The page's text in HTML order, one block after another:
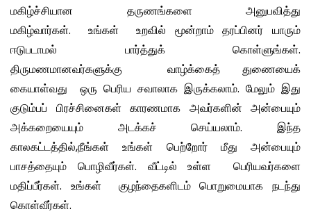
மகிழ்ச்சியான தருணங்களை அனுபவித்து
மகிழ்வார்கள். உங்கள் உறவில் மூன்றாம் தரப்பினர் யாரும்
ஈடுபடாமல் பார்த்துக் கொள்ளுங்கள்.
திருமணமானவர்களுக்கு வாழ்க்கைத் துணையைக்
கையாள்வது ஒரு பெரிய சவாலாக இருக்கலாம். மேலும் இது
குடும்பப் பிரச்சினைகள் காரணமாக அவர்களின் அன்பையும்
அக்கறையையும் அடக்கச் செய்யலாம். இந்த
காலகட்டத்தில்,நீங்கள் உங்கள் பெற்றோர் மீது அன்பையும்
பாசத்தையும் பொழிவீர்கள். வீட்டில் உள்ள பெரியவர்களை
மதிப்பீர்கள். உங்கள் குழந்தைகளிடம் பொறுமையாக நடந்து
கொள்வீர்கள்.